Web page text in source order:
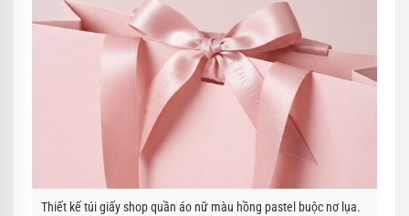
Thiết kế túi giấy shop quần áo nữ màu hồng pastel buộc nơ lụa.